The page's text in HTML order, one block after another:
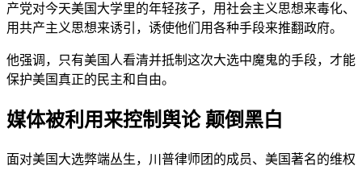
产党对今天美国大学里的年轻孩子，用社会主义思想来毒化、
用共产主义思想来诱引，诱使他们用各种手段来推翻政府。
他强调，只有美国人看清并抵制这次大选中魔鬼的手段，才能
保护美国真正的民主和自由。
媒体被利用来控制舆论 颠倒黑白
面对美国大选弊端丛生，川普律师团的成员、美国著名的维权